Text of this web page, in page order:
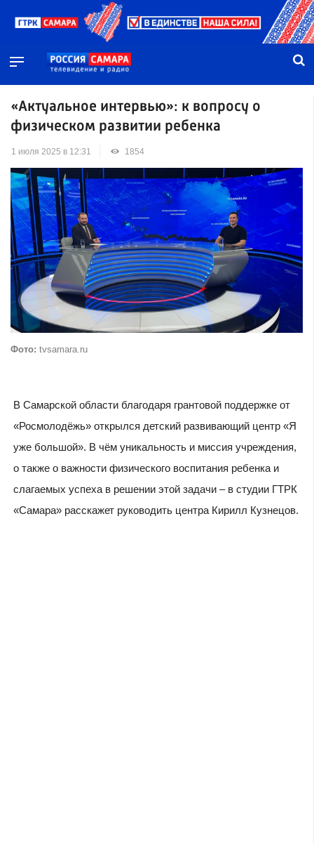
«Актуальное интервью»: к вопросу о
физическом развитии ребенка
1 июля 2025 в 12:31 1854
Фото: tvsamara.ru
В Самарской области благодаря грантовой поддержке от
«Росмолодёжь» открылся детский развивающий центр «Я
уже большой». В чём уникальность и миссия учреждения,
о также о важности физического воспитания ребенка и
слагаемых успеха в решении этой задачи – в студии ГТРК
«Самара» расскажет руководить центра Кирилл Кузнецов.